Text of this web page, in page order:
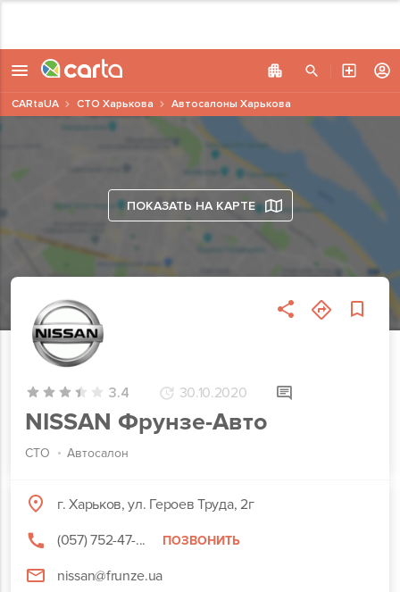
ПОКАЗАТЬ НА КАРТЕ
3.4 30.10.2020
NISSAN Фрунзе-Авто
СТО Автосалон
г. Харьков, ул. Героев Труда, 2г
(057) 752-47-...
ПОЗВОНИТЬ
nissan@frunze.ua
CARtaUA СТО Харькова Автосалоны Харькова